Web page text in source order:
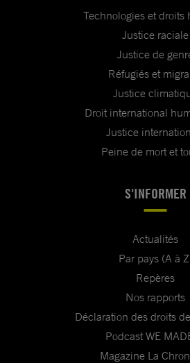
Technologies et droits
Justice raciale
Justice de
Réfugiés et
Justice
Droit international
Justice
Peine de mort et
S'INFORMER
Actualités
Par pays (A à
Repères
Nos rapports
Déclaration des droits
Podcast WE
Magazine La